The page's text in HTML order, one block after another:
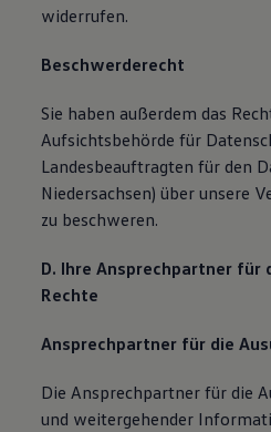
widerrufen.
Beschwerderecht
Sie haben außerdem das
Aufsichtsbehörde für
Landesbeauftragten für den
Niedersachsen) über unsere
zu beschweren.
D. Ihre Ansprechpartner für
Rechte
Ansprechpartner für die
Die Ansprechpartner für die
und weitergehender